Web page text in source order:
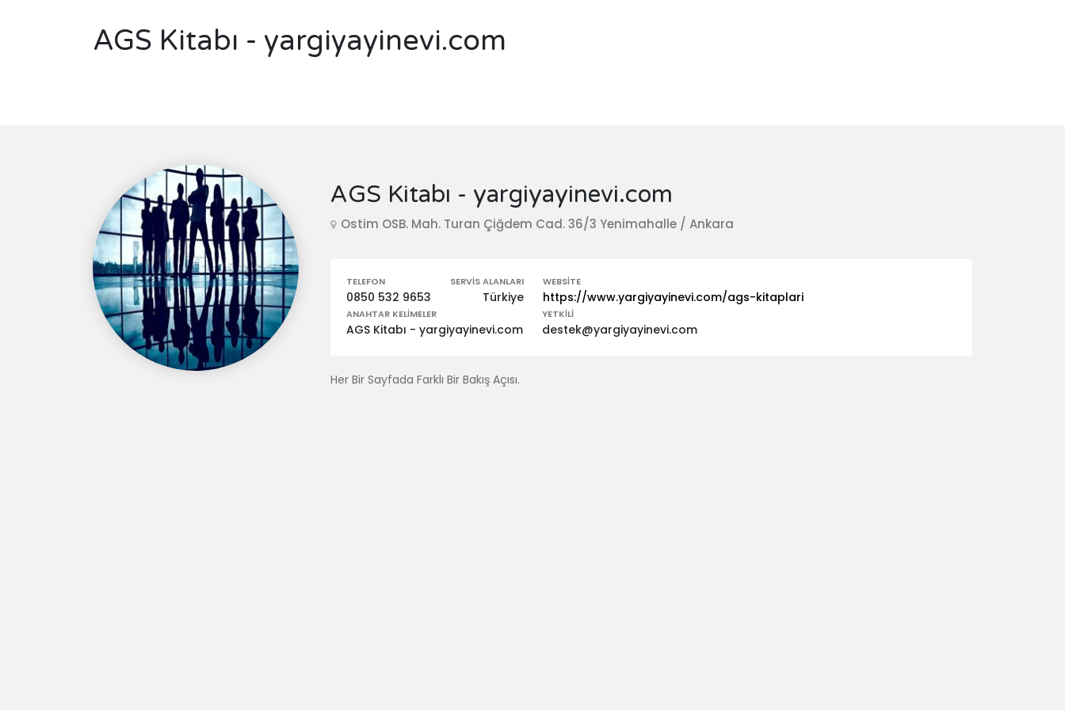
AGS Kitabı - yargiyayinevi.com
AGS Kitabı - yargiyayinevi.com
Ostim OSB. Mah. Turan Çiğdem Cad. 36/3 Yenimahalle / Ankara
TELEFON
0850 532 9653
SERVIS ALANLARI
Türkiye
WEBSITE
https://www.yargiyayinevi.com/ags-kitaplari
ANAHTAR KELIMELER
AGS Kitabı - yargiyayinevi.com
YETKILI
destek@yargiyayinevi.com
Her Bir Sayfada Farklı Bir Bakış Açısı.